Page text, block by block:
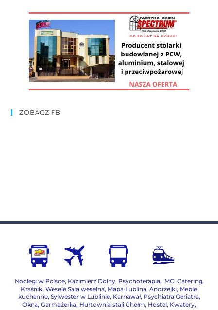
ZOBACZ FB
Noclegi w Polsce, Kazimierz Dolny, Psychoterapia, MC’ Catering,
Kraśnik, Wesele Sala weselna, Mapa Lublina, Andrzejki, Meble
kuchenne, Sylwester w Lublinie, Karnawał, Psychiatra Geriatra,
Okna, Garmażerka, Hurtownia stali Chełm, Hostel, Kwatery,